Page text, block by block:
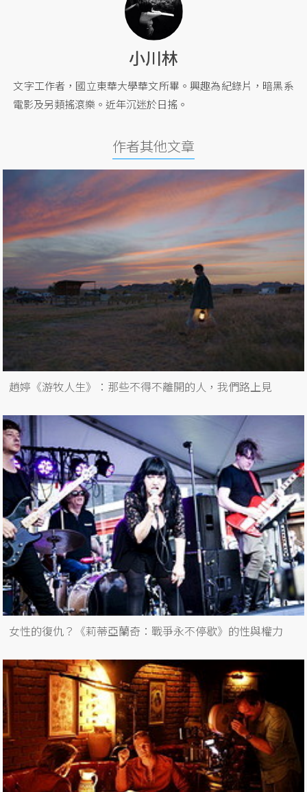
小川林
文字工作者，國立東華大學華文所畢。興趣為紀錄片，暗黑系
電影及另類搖滾樂。近年沉迷於日搖。
作者其他文章
趙婷《游牧人生》：那些不得不離開的人，我們路上見
女性的復仇？《莉蒂亞蘭奇：戰爭永不停歇》的性與權力